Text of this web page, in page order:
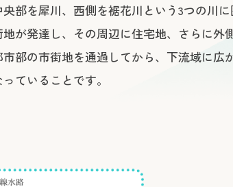
部を犀川、西側を裾花川という3つの川
が発達し、その周辺に住宅地、さらに外
部の市街地を通過してから、下流域に広
ていることです。